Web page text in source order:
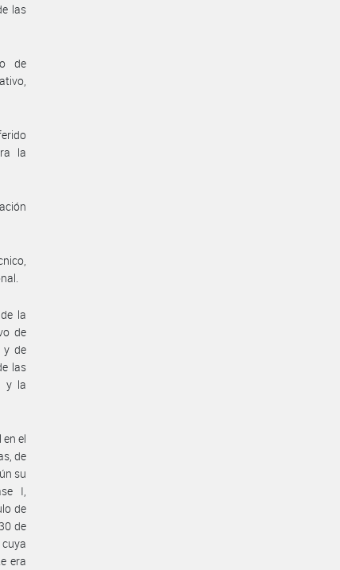
las
de
la
la
de
y de
las
y la
el
de
su
I,
de
de
era